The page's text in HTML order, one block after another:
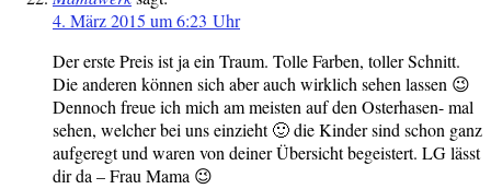
4. März 2015 um 6:23 Uhr
Der erste Preis ist ja ein Traum. Tolle Farben, toller Schnitt.
Die anderen können sich aber auch wirklich sehen lassen 😉
Dennoch freue ich mich am meisten auf den Osterhasen- mal
sehen, welcher bei uns einzieht 🙂 die Kinder sind schon ganz
aufgeregt und waren von deiner Übersicht begeistert. LG lässt
dir da – Frau Mama 😉